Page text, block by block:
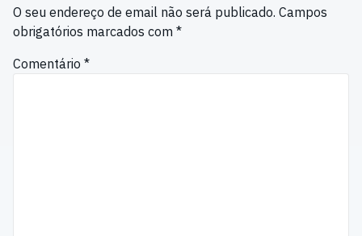
O seu endereço de email não será publicado. Campos
obrigatórios marcados com *
Comentário *